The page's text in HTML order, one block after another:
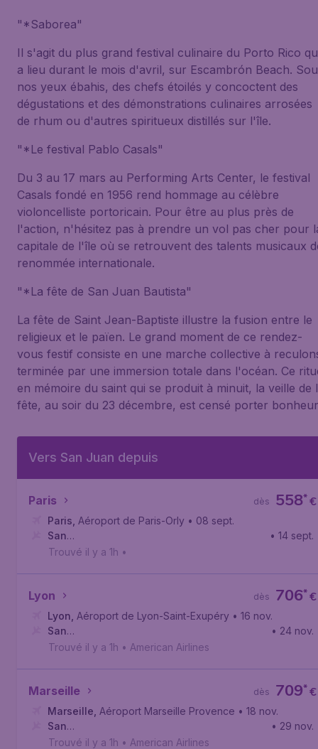
"*Saborea"
Il s'agit du plus grand festival culinaire du Porto Rico
a lieu durant le mois d'avril, sur Escambrón Beach.
nos yeux ébahis, des chefs étoilés y concoctent des
dégustations et des démonstrations culinaires arrosées
de rhum ou d'autres spiritueux distillés sur l'île.
"*Le festival Pablo Casals"
Du 3 au 17 mars au Performing Arts Center, le festival
Casals fondé en 1956 rend hommage au célèbre
violoncelliste portoricain. Pour être au plus près de
l'action, n'hésitez pas à prendre un vol pas cher pour
capitale de l'île où se retrouvent des talents musicaux
renommée internationale.
"*La fête de San Juan Bautista"
La fête de Saint Jean-Baptiste illustre la fusion entre le
religieux et le païen. Le grand moment de ce rendez-
vous festif consiste en une marche collective à
terminée par une immersion totale dans l'océan. Ce
en mémoire du saint qui se produit à minuit, la veille de
fête, au soir du 23 décembre, est censé porter
Vers San Juan depuis
Paris €
558*
dès
Paris Aéroport de Paris-Orly • 08 sept.
San
Juan, Aéroport international Luis-Muñoz-Marín
• 14 sept.
Trouvé il y a 1h •
Lyon €
706*
dès
Lyon Aéroport de Lyon-Saint-Exupéry • 16 nov.
San
Juan, Aéroport international Luis-Muñoz-Marín
• 24 nov.
Trouvé il y a 1h • American Airlines
Marseille €
709*
dès
Marseille Aéroport Marseille Provence • 18 nov.
San
Juan, Aéroport international Luis-Muñoz-Marín
• 29 nov.
Trouvé il y a 1h • American Airlines